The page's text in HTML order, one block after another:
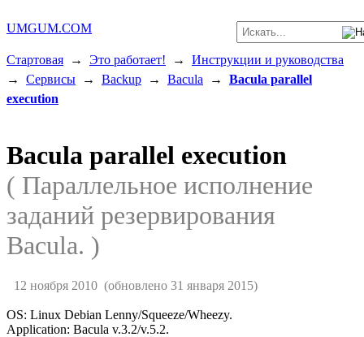
UMGUM.COM
Стартовая → Это работает! → Инструкции и руководства
→ Сервисы → Backup → Bacula → Bacula parallel
execution
Bacula parallel execution
( Параллельное исполнение
заданий резервирования
Bacula. )
12 ноября 2010(обновлено 31 января 2015)
OS: Linux Debian Lenny/Squeeze/Wheezy.
Application: Bacula v.3.2/v.5.2.